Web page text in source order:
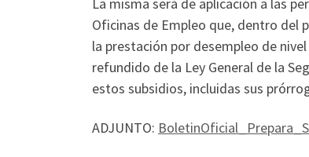
La misma será de aplicación a las
Oficinas de Empleo que, dentro del
la prestación por desempleo de
refundido de la Ley General de la
estos subsidios, incluidas sus
ADJUNTO: